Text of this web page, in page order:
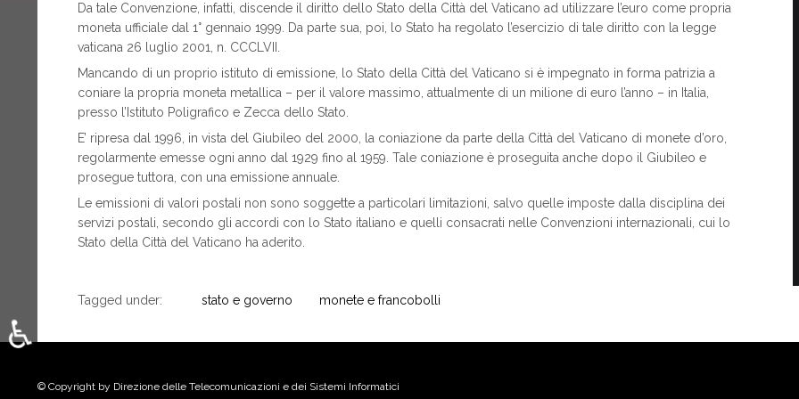
Da tale Convenzione, infatti, discende il diritto dello Stato della Città del Vaticano ad utilizzare l’euro come propria
moneta ufficiale dal 1° gennaio 1999. Da parte sua, poi, lo Stato ha regolato l’esercizio di tale diritto con la legge
vaticana 26 luglio 2001, n. CCCLVII.
Mancando di un proprio istituto di emissione, lo Stato della Città del Vaticano si è impegnato in forma patrizia a
coniare la propria moneta metallica – per il valore massimo, attualmente di un milione di euro l’anno – in Italia,
presso l’Istituto Poligrafico e Zecca dello Stato.
E’ ripresa dal 1996, in vista del Giubileo del 2000, la coniazione da parte della Città del Vaticano di monete d’oro,
regolarmente emesse ogni anno dal 1929 fino al 1959. Tale coniazione è proseguita anche dopo il Giubileo e
prosegue tuttora, con una emissione annuale.
Le emissioni di valori postali non sono soggette a particolari limitazioni, salvo quelle imposte dalla disciplina dei
servizi postali, secondo gli accordi con lo Stato italiano e quelli consacrati nelle Convenzioni internazionali, cui lo
Stato della Città del Vaticano ha aderito.
Tagged under: stato e governo monete e francobolli
© Copyright by Direzione delle Telecomunicazioni e dei Sistemi Informatici